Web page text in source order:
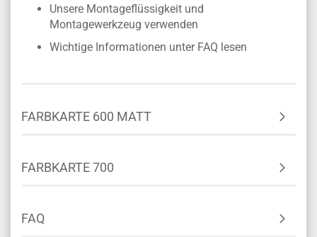
Unsere Montageflüssigkeit und
Montagewerkzeug verwenden
Wichtige Informationen unter FAQ lesen
FARBKARTE 600 MATT
FARBKARTE 700
FAQ